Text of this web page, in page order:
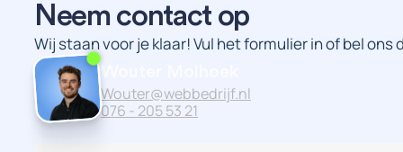
Neem contact op
Wij staan voor je klaar! Vul het formulier in of bel
Wouter@webbedrijf.nl
076 - 205 53 21